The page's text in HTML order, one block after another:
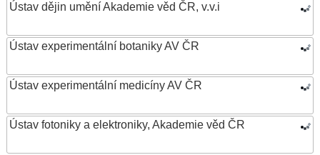
Ústav dějin umění Akademie věd ČR, v.v.i
Ústav experimentální botaniky AV ČR
Ústav experimentální medicíny AV ČR
Ústav fotoniky a elektroniky, Akademie věd ČR